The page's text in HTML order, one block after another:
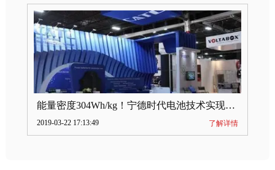
能量密度304Wh/kg！宁德时代电池技术实现突破
2019-03-22 17:13:49 了解详情